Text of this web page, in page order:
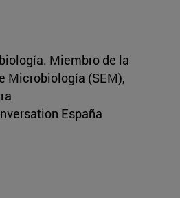
Miembro de la
Microbiología (SEM),
España